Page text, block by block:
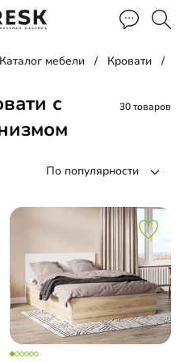
Каталог мебели Кровати
с
30 товаров
По популярности
до